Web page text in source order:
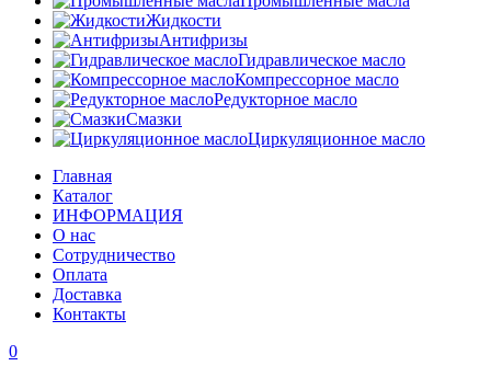
Жидкости
Антифризы
Гидравлическое масло
Компрессорное масло
Редукторное масло
Смазки
Циркуляционное масло
Главная
Каталог
ИНФОРМАЦИЯ
О нас
Сотрудничество
Оплата
Доставка
Контакты
0